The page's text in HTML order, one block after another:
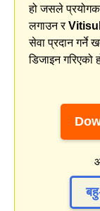
हो जसले
लगाउन र
सेवा प्रदान गर्ने
डिजाइन गरिएको